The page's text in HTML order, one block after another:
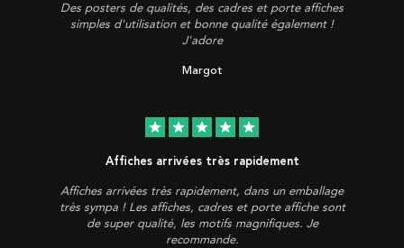
Des posters de qualités, des cadres et porte affiches
simples d'utilisation et bonne qualité également !
J'adore
Margot
star star star star star
Affiches arrivées très rapidement
Affiches arrivées très rapidement, dans un emballage
très sympa ! Les affiches, cadres et porte affiche sont
de super qualité, les motifs magnifiques. Je
recommande.